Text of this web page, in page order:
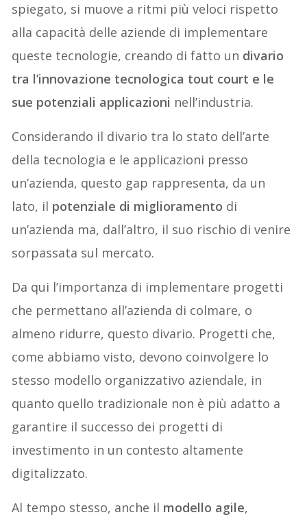
spiegato, si muove a ritmi più veloci rispetto
alla capacità delle aziende di implementare
queste tecnologie, creando di fatto un divario
tra l’innovazione tecnologica tout court e le
sue potenziali applicazioni nell’industria.
Considerando il divario tra lo stato dell’arte
della tecnologia e le applicazioni presso
un’azienda, questo gap rappresenta, da un
lato, il potenziale di miglioramento di
un’azienda ma, dall’altro, il suo rischio di venire
sorpassata sul mercato.
Da qui l’importanza di implementare progetti
che permettano all’azienda di colmare, o
almeno ridurre, questo divario. Progetti che,
come abbiamo visto, devono coinvolgere lo
stesso modello organizzativo aziendale, in
quanto quello tradizionale non è più adatto a
garantire il successo dei progetti di
investimento in un contesto altamente
digitalizzato.
Al tempo stesso, anche il modello agile,